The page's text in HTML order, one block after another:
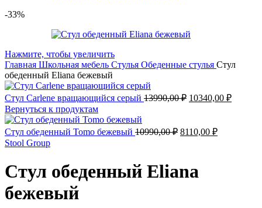
-33%
Нажмите, чтобы увеличить
Главная Школьная мебель Стулья Обеденные стулья Стул
обеденный Eliana бежевый
Стул Carlene вращающийся серый 13990,00₽ Первоначальная
13990,00 ₽.
10340,00 ₽
Вернуться к продуктам
Стул обеденный Tomo бежевый 10990,00₽ Первоначальная
8110,00 ₽Текущая
Stool Group
Стул обеденный Eliana
бежевый